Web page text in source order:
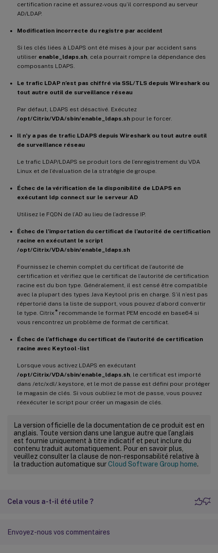
certification racine et assurez-vous qu’il correspond au serveur
AD/LDAP.
Modification incorrecte du registre par accident
Si les clés liées à LDAPS ont été mises à jour par accident sans
utiliser enable_ldaps.sh , cela pourrait rompre la dépendance des
composants LDAPS.
Le trafic LDAP n’est pas chiffré via SSL/TLS depuis Wireshark ou
tout autre outil de surveillance réseau
Par défaut, LDAPS est désactivé. Exécutez
/opt/Citrix/VDA/sbin/enable_ldaps.sh pour le forcer.
Il n’y a pas de trafic LDAPS depuis Wireshark ou tout autre outil
de surveillance réseau
Le trafic LDAP/LDAPS se produit lors de l’enregistrement du VDA
Linux et de l’évaluation de la stratégie de groupe.
Échec de la vérification de la disponibilité de LDAPS en
exécutant ldp connect sur le serveur AD
Utilisez le FQDN de l’AD au lieu de l’adresse IP.
Échec de l’importation du certificat de l’autorité de certification
racine en exécutant le script
/opt/Citrix/VDA/sbin/enable_ldaps.sh
Fournissez le chemin complet du certificat de l’autorité de
certification et vérifiez que le certificat de l’autorité de certification
racine est du bon type. Généralement, il est censé être compatible
avec la plupart des types Java Keytool pris en charge. S’il n’est pas
répertorié dans la liste de support, vous pouvez d’abord convertir
le type. Citrix ®recommande le format PEM encodé en base64 si
vous rencontrez un problème de format de certificat.
Échec de l’affichage du certificat de l’autorité de certification
racine avec Keytool -list
Lorsque vous activez LDAPS en exécutant
/opt/Citrix/VDA/sbin/enable_ldaps.sh , le certificat est importé
dans /etc/xdl/.keystore, et le mot de passe est défini pour protéger
le magasin de clés. Si vous oubliez le mot de passe, vous pouvez
réexécuter le script pour créer un magasin de clés.
La version officielle de la documentation de ce produit est en
anglais. Toute version dans une langue autre que l’anglais
est fournie uniquement à titre indicatif et peut inclure du
contenu traduit automatiquement. Pour en savoir plus,
veuillez consulter la clause de non-responsabilité relative à
la traduction automatique surCloud Software Group home.
Cela vous a-t-il été utile ?
Envoyez-nous vos commentaires